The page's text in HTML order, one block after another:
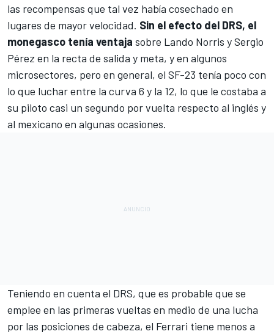
las recompensas que tal vez había cosechado en
lugares de mayor velocidad. Sin el efecto del DRS, el
monegasco tenía ventaja sobre Lando Norris ySergio
Pérez en la recta de salida y meta, y en algunos
microsectores, pero en general, el SF-23 tenía poco con
lo que luchar entre la curva 6 y la 12, lo que le costaba a
su piloto casi un segundo por vuelta respecto al inglés y
al mexicano en algunas ocasiones.
Teniendo en cuenta el DRS, que es probable que se
emplee en las primeras vueltas en medio de una lucha
por las posiciones de cabeza, el Ferrari tiene menos a